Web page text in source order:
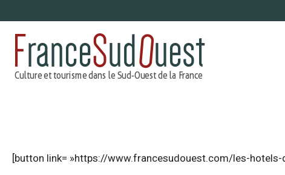
au
contenu
[button link= »https://www.francesudouest.com/les-